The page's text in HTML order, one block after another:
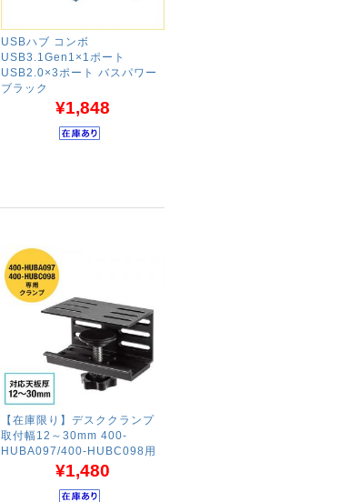
USBハブ コンボ
USB3.1Gen1×1ポート
USB2.0×3ポート バスパワー
ブラック
¥1,848
【在庫限り】デスククランプ
取付幅12～30mm 400-
HUBA097/400-HUBC098用
¥1,480